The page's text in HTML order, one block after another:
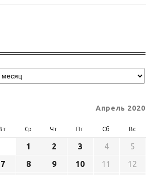
Апрель 2020
Ср Чт Пт Сб Вс
1 2 3 4
5
7 8 9 10 11
12